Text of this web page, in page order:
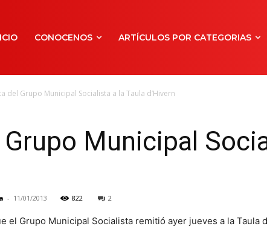
CONOCENOS ARTÍCULOS POR CATEGORIAS
del Grupo Municipal Socialista a la Taula d’Hivern
Municipal
- 11/01/2013 822 2
el Grupo Municipal Socialista remitió ayer jueves a la Taula